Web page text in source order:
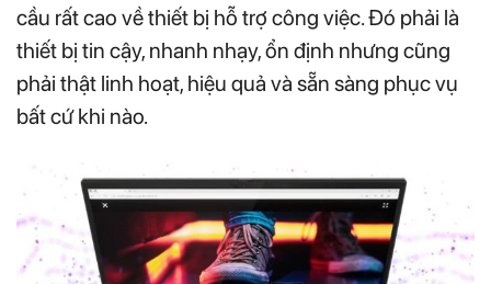
cầu rất cao về thiết bị hỗ trợ công việc. Đó phải là
thiết bị tin cậy, nhanh nhạy, ổn định nhưng cũng
phải thật linh hoạt, hiệu quả và sẵn sàng phục vụ
bất cứ khi nào.